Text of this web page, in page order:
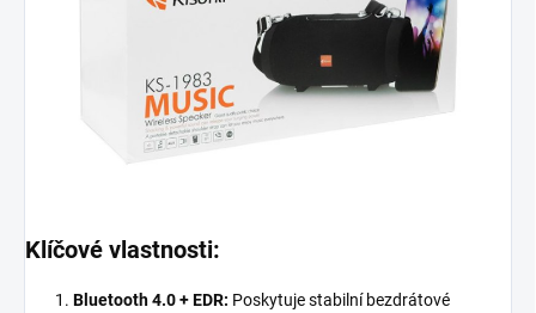
Klíčové vlastnosti:
Bluetooth 4.0 + EDR: Poskytuje stabilní bezdrátové